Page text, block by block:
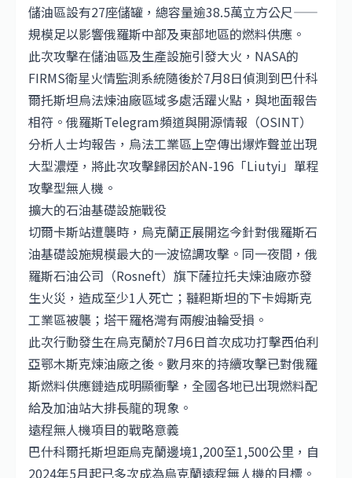
儲油區設有27座儲罐，總容量逾38.5萬立方公尺——
規模足以影響俄羅斯中部及東部地區的燃料供應。
此次攻擊在儲油區及生產設施引發大火，NASA的
FIRMS衛星火情監測系統隨後於7月8日偵測到巴什科
爾托斯坦烏法煉油廠區域多處活躍火點，與地面報告
相符。俄羅斯Telegram頻道與開源情報（OSINT）
分析人士均報告，烏法工業區上空傳出爆炸聲並出現
大型濃煙，將此次攻擊歸因於AN-196「Liutyi」單程
攻擊型無人機。
擴大的石油基礎設施戰役
切爾卡斯站遭襲時，烏克蘭正展開迄今針對俄羅斯石
油基礎設施規模最大的一波協調攻擊。同一夜間，俄
羅斯石油公司（Rosneft）旗下薩拉托夫煉油廠亦發
生火災，造成至少1人死亡；韃靼斯坦的下卡姆斯克
工業區被襲；塔干羅格灣有兩艘油輪受損。
此次行動發生在烏克蘭於7月6日首次成功打擊西伯利
亞鄂木斯克煉油廠之後。數月來的持續攻擊已對俄羅
斯燃料供應鏈造成明顯衝擊，全國各地已出現燃料配
給及加油站大排長龍的現象。
遠程無人機項目的戰略意義
巴什科爾托斯坦距烏克蘭邊境1,200至1,500公里，自
2024年5月起已多次成為烏克蘭遠程無人機的目標。